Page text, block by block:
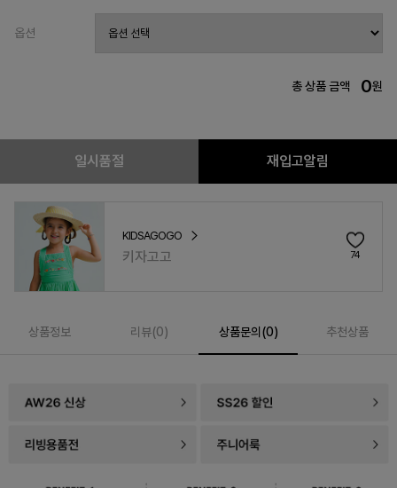
옵션
총 상품 금액 0원
일시품절 재입고알림
KIDSAGOGO
키자고고 74
상품정보 리뷰(0) 상품문의(0) 추천상품